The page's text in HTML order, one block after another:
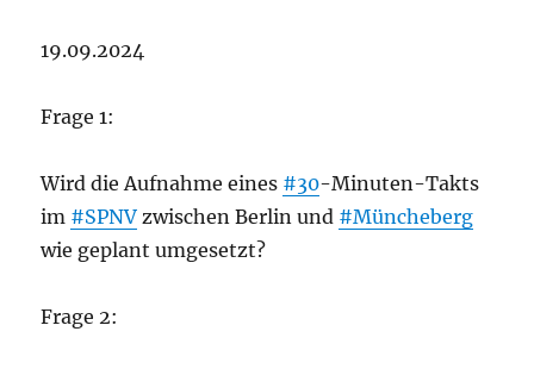
19.09.2024
Frage 1:
Wird die Aufnahme eines #30-Minuten-Takts
im #SPNV zwischen Berlin und #Müncheberg
wie geplant umgesetzt?
Frage 2: